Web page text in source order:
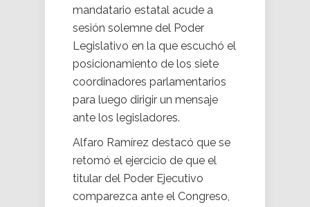
mandatario estatal acude a
sesión solemne del Poder
Legislativo en la que escuchó el
posicionamiento de los siete
coordinadores parlamentarios
para luego dirigir un mensaje
ante los legisladores.
Alfaro Ramírez destacó que se
retomó el ejercicio de que el
titular del Poder Ejecutivo
comparezca ante el Congreso,